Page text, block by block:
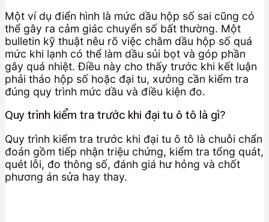
Một ví dụ điển hình là mức dầu hộp số sai cũng có
thể gây ra cảm giác chuyển số bất thường. Một
bulletin kỹ thuật nêu rõ việc châm dầu hộp số quá
mức khi lạnh có thể làm dầu sủi bọt và góp phần
gây quá nhiệt. Điều này cho thấy trước khi kết luận
phải tháo hộp số hoặc đại tu, xưởng cần kiểm tra
đúng quy trình mức dầu và điều kiện đo.
Quy trình kiểm tra trước khi đại tu ô tô là gì?
Quy trình kiểm tra trước khi đại tu ô tô là chuỗi chẩn
đoán gồm tiếp nhận triệu chứng, kiểm tra tổng quát,
quét lỗi, đo thông số, đánh giá hư hỏng và chốt
phương án sửa hay thay.